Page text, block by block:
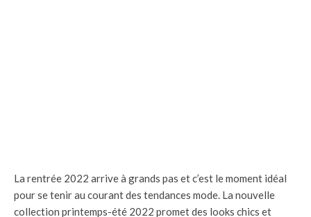
La rentrée 2022 arrive à grands pas et c’est le moment idéal
pour se tenir au courant des tendances mode. La nouvelle
collection printemps-été 2022 promet des looks chics et